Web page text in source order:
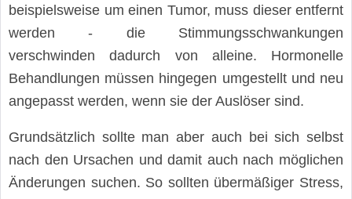
beispielsweise um einen Tumor, muss dieser entfernt
werden - die Stimmungsschwankungen
verschwinden dadurch von alleine. Hormonelle
Behandlungen müssen hingegen umgestellt und neu
angepasst werden, wenn sie der Auslöser sind.
Grundsätzlich sollte man aber auch bei sich selbst
nach den Ursachen und damit auch nach möglichen
Änderungen suchen. So sollten übermäßiger Stress,